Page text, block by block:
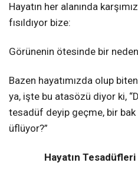
Hayatın her alanında
fısıldıyor bize:
Görünenin ötesinde bir
Bazen hayatımızda olup
ya, işte bu atasözü diyor ki,
tesadüf deyip geçme, bir bak
üflüyor?”
Hayatın Tesadüfleri